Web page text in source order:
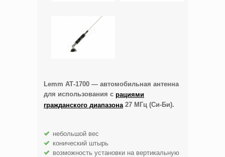
Lemm АТ-1700 — автомобильная антенна
для использования с рациями
гражданского диапазона 27 МГц (Си-Би).
небольшой вес
конический штырь
возможность установки на вертикальную